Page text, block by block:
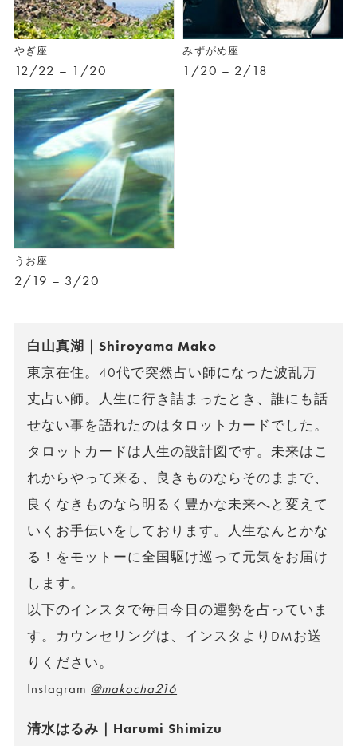
やぎ座
12/22 – 1/20
みずがめ座
1/20 – 2/18
うお座
2/19 – 3/20
白山真湖｜Shiroyama Mako
東京在住。40代で突然占い師になった波乱万
丈占い師。人生に行き詰まったとき、誰にも話
せない事を語れたのはタロットカードでした。
タロットカードは人生の設計図です。未来はこ
れからやって来る、良きものならそのままで、
良くなきものなら明るく豊かな未来へと変えて
いくお手伝いをしております。人生なんとかな
る！をモットーに全国駆け巡って元気をお届け
します。
以下のインスタで毎日今日の運勢を占っていま
す。カウンセリングは、インスタよりDMお送
りください。
Instagram @makocha216
清水はるみ｜Harumi Shimizu